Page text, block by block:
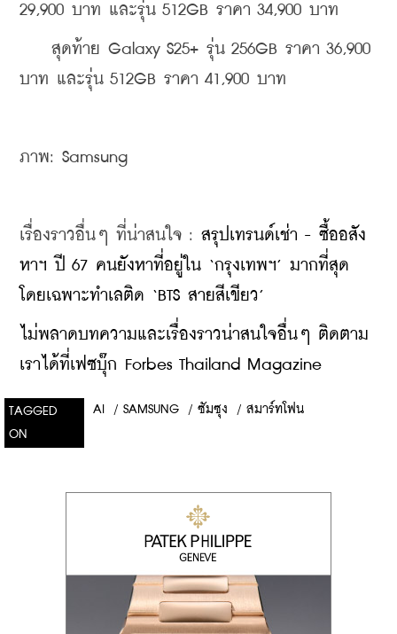
29,900 บาท และรุ่น 512GB ราคา 34,900 บาท
สุดท้าย Galaxy S25+ รุ่น 256GB ราคา 36,900
บาท และรุ่น 512GB ราคา 41,900 บาท
ภาพ: Samsung
เรื่องราวอื่นๆ ที่น่าสนใจ : สรุปเทรนด์เช่า - ซื้ออสัง
หาฯ ปี 67 คนยังหาที่อยู่ใน ‘กรุงเทพฯ’ มากที่สุด
โดยเฉพาะทำเลติด ‘BTS สายสีเขียว’
ไม่พลาดบทความและเรื่องราวน่าสนใจอื่นๆ ติดตาม
เราได้ที่เฟซบุ๊ก Forbes Thailand Magazine
TAGGED
ON
AI / SAMSUNG / ซัมซุง / สมาร์ทโฟน